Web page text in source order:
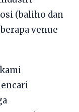
(baliho dan
venue